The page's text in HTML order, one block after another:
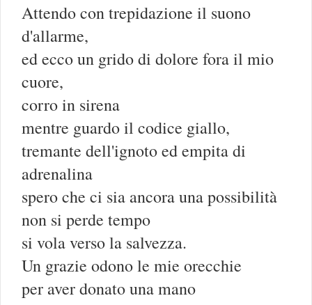
Attendo con trepidazione il suono
d'allarme,
ed ecco un grido di dolore fora il mio
cuore,
corro in sirena
mentre guardo il codice giallo,
tremante dell'ignoto ed empita di
adrenalina
spero che ci sia ancora una possibilità
non si perde tempo
si vola verso la salvezza.
Un grazie odono le mie orecchie
per aver donato una mano